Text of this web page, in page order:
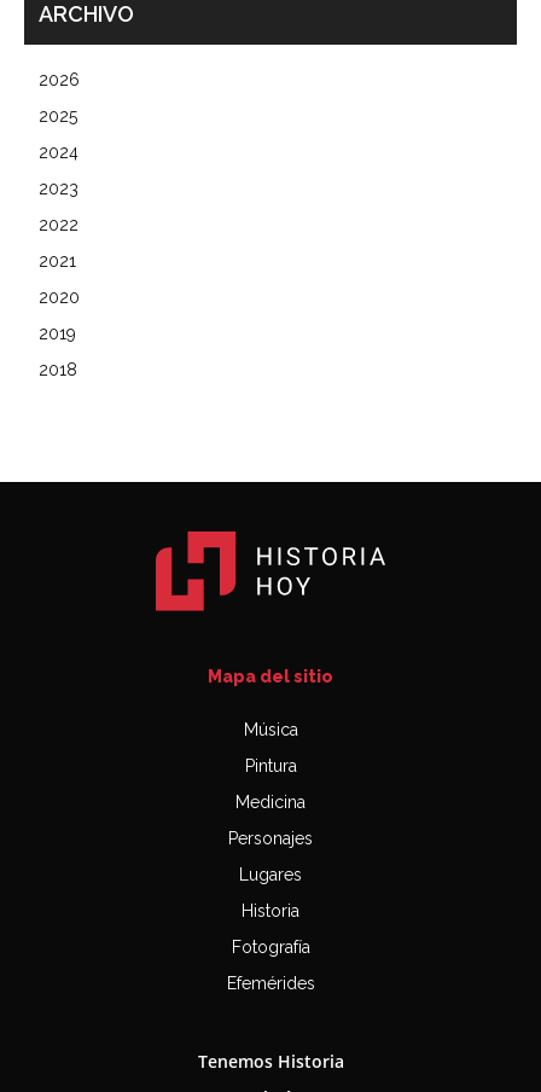
ARCHIVO
2026
2025
2024
2023
2022
2021
2020
2019
2018
Mapa del sitio
Música
Pintura
Medicina
Personajes
Lugares
Historia
Fotografía
Efemérides
Tenemos Historia